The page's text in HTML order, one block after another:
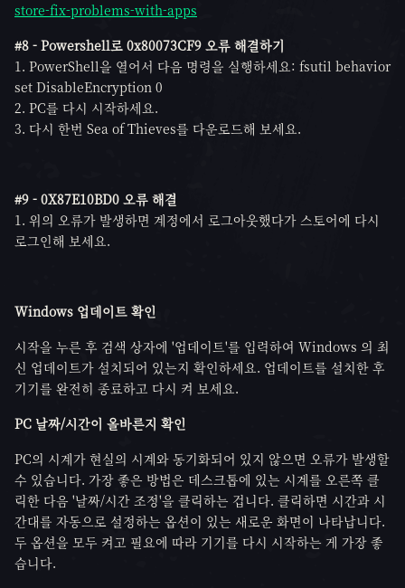
store-fix-problems-with-apps
#8 - Powershell로 0x80073CF9 오류 해결하기
1. PowerShell을 열어서 다음 명령을 실행하세요: fsutil behavior
set DisableEncryption 0
2. PC를 다시 시작하세요.
3. 다시 한번 Sea of Thieves를 다운로드해 보세요.
#9 - 0X87E10BD0 오류 해결
1. 위의 오류가 발생하면 계정에서 로그아웃했다가 스토어에 다시
로그인해 보세요.
Windows 업데이트 확인
시작을 누른 후 검색 상자에 '업데이트'를 입력하여 Windows 의 최
신 업데이트가 설치되어 있는지 확인하세요. 업데이트를 설치한 후
기기를 완전히 종료하고 다시 켜 보세요.
PC 날짜/시간이 올바른지 확인
PC의 시계가 현실의 시계와 동기화되어 있지 않으면 오류가 발생할
수 있습니다. 가장 좋은 방법은 데스크톱에 있는 시계를 오른쪽 클
릭한 다음 '날짜/시간 조정'을 클릭하는 겁니다. 클릭하면 시간과 시
간대를 자동으로 설정하는 옵션이 있는 새로운 화면이 나타납니다.
두 옵션을 모두 켜고 필요에 따라 기기를 다시 시작하는 게 가장 좋
습니다.